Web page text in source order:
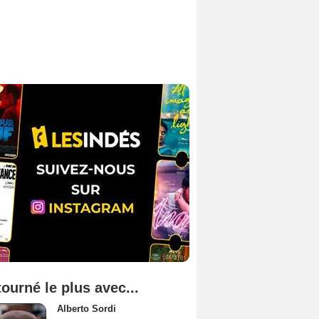
le plus avec...
Alberto Sordi